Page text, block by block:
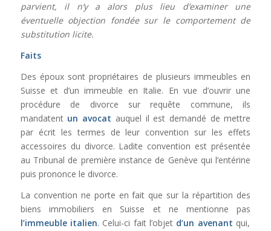
parvient, il n’y a alors plus lieu d’examiner une
éventuelle objection fondée sur le comportement de
substitution licite.
Faits
Des époux sont propriétaires de plusieurs immeubles en
Suisse et d’un immeuble en Italie. En vue d’ouvrir une
procédure de divorce sur requête commune, ils
mandatent un avocat auquel il est demandé de mettre
par écrit les termes de leur convention sur les effets
accessoires du divorce. Ladite convention est présentée
au Tribunal de première instance de Genève qui l’entérine
puis prononce le divorce.
La convention ne porte en fait que sur la répartition des
biens immobiliers en Suisse et ne mentionne pas
l’immeuble italien. Celui-ci fait l’objet d’un avenant qui,